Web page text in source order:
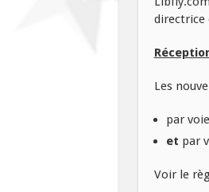
directrice
Les
par
et par
Voir le